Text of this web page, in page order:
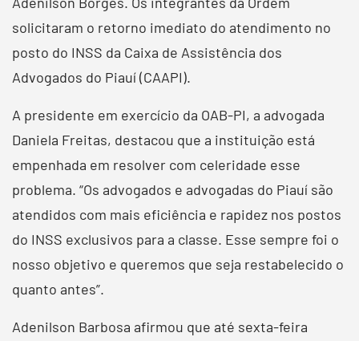
solicitaram o retorno imediato do atendimento no
posto do INSS da Caixa de Assistência dos
Advogados do Piauí (CAAPI).
A presidente em exercício da OAB-PI, a advogada
Daniela Freitas, destacou que a instituição está
empenhada em resolver com celeridade esse
problema. “Os advogados e advogadas do Piauí são
atendidos com mais eficiência e rapidez nos postos
do INSS exclusivos para a classe. Esse sempre foi o
nosso objetivo e queremos que seja restabelecido o
quanto antes”.
Adenilson Barbosa afirmou que até sexta-feira